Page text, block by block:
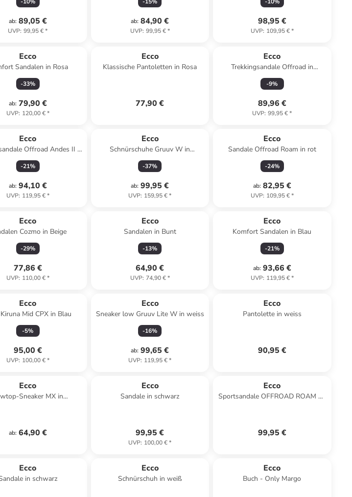
ab: 89,05 €
UVP: 99,95 €*
ab: 84,90 €
UVP: 99,95 €*
98,95 €
UVP: 109,95 €*
Ecco
Sandalen in Rosa
-33%
ab: 79,90 €
UVP: 120,00 €*
Ecco
Klassische Pantoletten in Rosa
77,90 €
Ecco
Trekkingsandale Offroad in
black/black
-9%
89,96 €
UVP: 99,95 €*
Ecco
Offroad Andes II in
rosa
-21%
ab: 94,10 €
UVP: 119,95 €*
Ecco
Schnürschuhe Gruuv W in
limestone/powder
-37%
ab: 99,95 €
UVP: 159,95 €*
Ecco
Sandale Offroad Roam in rot
-24%
ab: 82,95 €
UVP: 109,95 €*
Ecco
Cozmo in Beige
-29%
77,86 €
UVP: 110,00 €*
Ecco
Sandalen in Bunt
-13%
64,90 €
UVP: 74,90 €*
Ecco
Komfort Sandalen in Blau
-21%
ab: 93,66 €
UVP: 119,95 €*
Ecco
Mid CPX in Blau
-5%
95,00 €
UVP: 100,00 €*
Ecco
Sneaker low Gruuv Lite W in weiss
-16%
ab: 99,65 €
UVP: 119,95 €*
Ecco
Pantolette in weiss
90,95 €
Ecco
Sneaker MX in
ab: 64,90 €
Ecco
Sandale in schwarz
99,95 €
UVP: 100,00 €*
Ecco
Sportsandale OFFROAD ROAM W
99,95 €
Ecco
in schwarz
Ecco
Schnürschuh in weiß
Ecco
Buch - Only Margo